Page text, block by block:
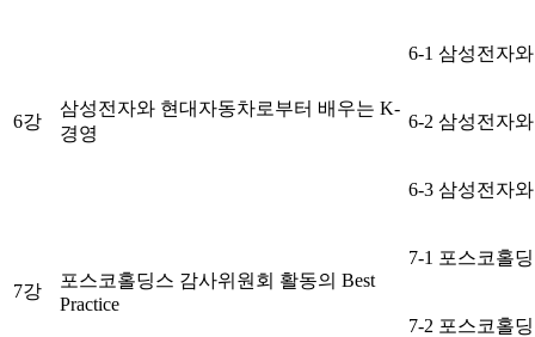
6강
삼성전자와 현대자동차로부터 배우는 K-
경영
6-1 삼성전자
6-2 삼성전자
6-3 삼성전자
7강
포스코홀딩스 감사위원회 활동의 Best
Practice
7-1 포스코홀
7-2 포스코홀